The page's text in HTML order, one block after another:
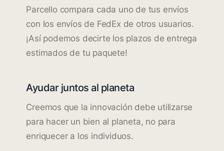
Parcello compara cada uno de tus envíos
con los envíos de FedEx de otros usuarios.
¡Así podemos decirte los plazos de entrega
estimados de tu paquete!
Ayudar juntos al planeta
Creemos que la innovación debe utilizarse
para hacer un bien al planeta, no para
enriquecer a los individuos.